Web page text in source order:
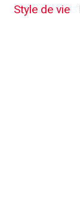
Style de vie